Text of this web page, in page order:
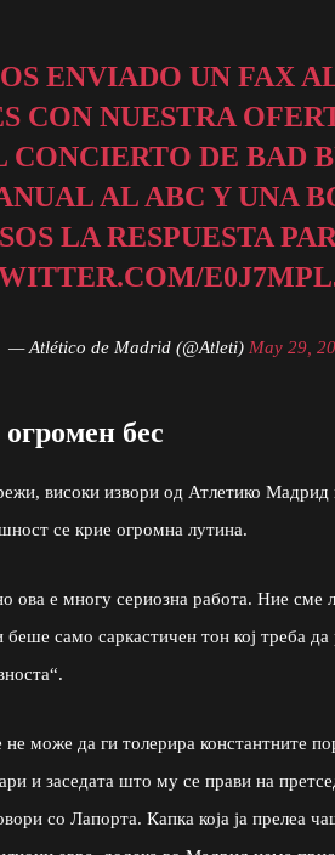
ENVIADO UN FAX
CON NUESTRA
CONCIERTO DE BAD
AL ABC Y UNA
LA RESPUESTA
— Atlético de Madrid (@Atleti) May 29,
бес
високи извори од Атлетико Мадрид
се крие огромна лутина.
ова е многу сериозна работа. Ние сме
само саркастичен тон кој треба
може да ги толерира константните
и заседата што му се прави на
со Лапорта. Капка која ја прелеа